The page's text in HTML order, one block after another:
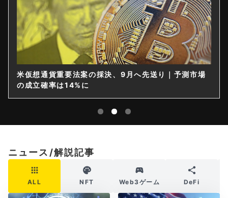
仮想通貨は購入後すぐ送れなくなる？金融庁が出庫制
限を要請
ニュース/解説記事
ALL NFT Web3ゲーム DeFi